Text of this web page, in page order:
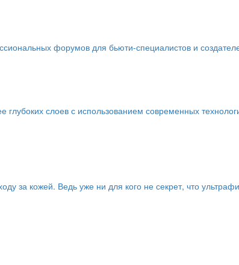
форумов для бьюти-специалистов и
слоев с использованием современных
за кожей. Ведь уже ни для кого не секрет, что